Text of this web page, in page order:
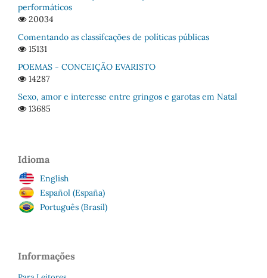
performáticos
20034
Comentando as classifcações de políticas públicas
15131
POEMAS - CONCEIÇÃO EVARISTO
14287
Sexo, amor e interesse entre gringos e garotas em Natal
13685
Idioma
English
Español (España)
Português (Brasil)
Informações